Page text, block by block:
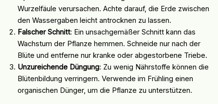
Wurzelfäule verursachen. Achte darauf, die Erde zwischen
den Wassergaben leicht antrocknen zu lassen.
Falscher Schnitt: Ein unsachgemäßer Schnitt kann das
Wachstum der Pflanze hemmen. Schneide nur nach der
Blüte und entferne nur kranke oder abgestorbene Triebe.
Unzureichende Düngung: Zu wenig Nährstoffe können die
Blütenbildung verringern. Verwende im Frühling einen
organischen Dünger, um die Pflanze zu unterstützen.